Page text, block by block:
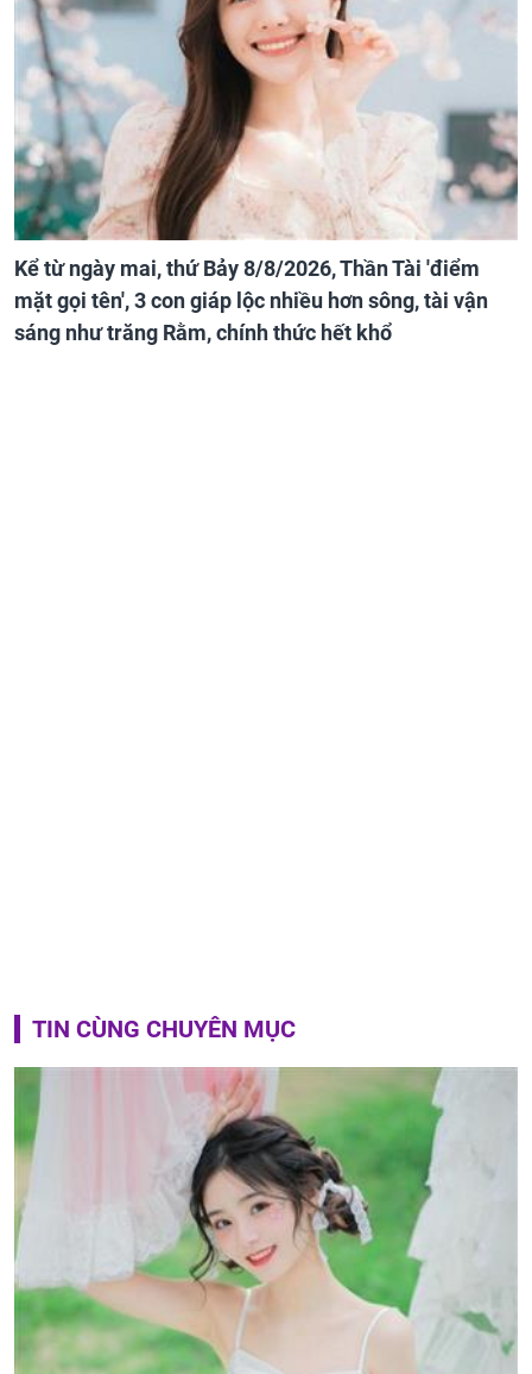
Kể từ ngày mai, thứ Bảy 8/8/2026, Thần Tài 'điểm
mặt gọi tên', 3 con giáp lộc nhiều hơn sông, tài vận
sáng như trăng Rằm, chính thức hết khổ
TIN CÙNG CHUYÊN MỤC